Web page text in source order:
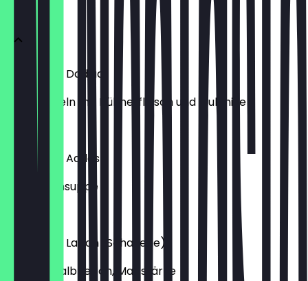
Schorabet Dadjadj
Fadennudeln mit Hühnerfleisch und Mulchiye
3,20 €
Schorabet Addas
rote Linsensuppe
Schorabet Laban (Sohakerie)
Joghurt, Kalbfleisch, Maisstärke